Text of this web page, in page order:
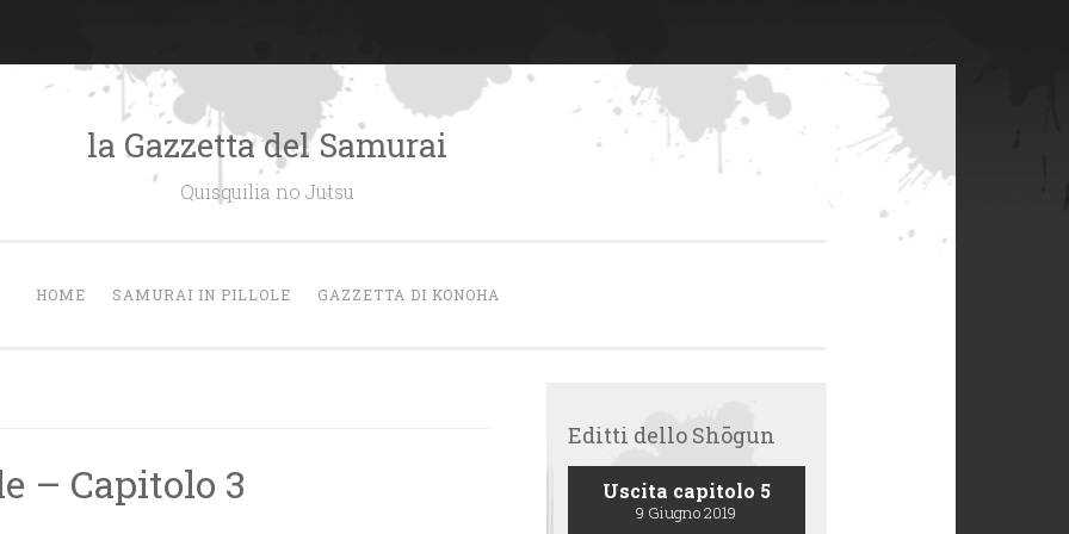
la Gazzetta del Samurai
Quisquilia no Jutsu
HOME SAMURAI IN PILLOLE GAZZETTA DI KONOHA
– Capitolo 3
Editti dello Shōgun
Uscita capitolo 5
9 Giugno 2019